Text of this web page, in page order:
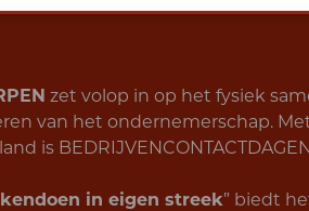
zet volop in op het fysiek
van het ondernemerschap.
is
in eigen streek” biedt